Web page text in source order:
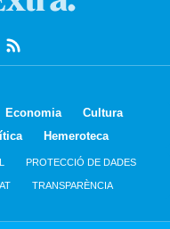
Economia
Cultura
Hemeroteca
PROTECCIÓ DE DADES
TRANSPARÈNCIA